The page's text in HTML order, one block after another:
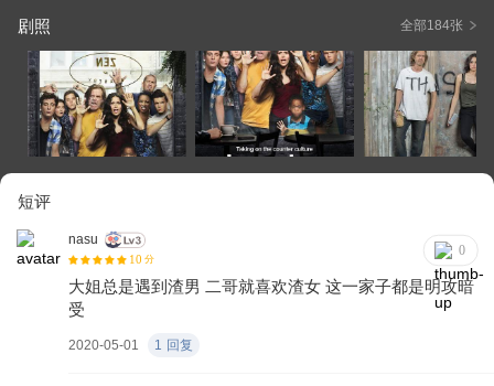
剧照 全部184张
短评
nasu
10 分
0
大姐总是遇到渣男 二哥就喜欢渣女 这一家子都是明攻暗
受
2020-05-01 1 回复